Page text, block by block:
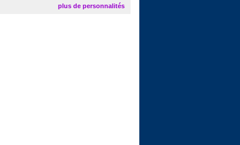
plus de personnalités